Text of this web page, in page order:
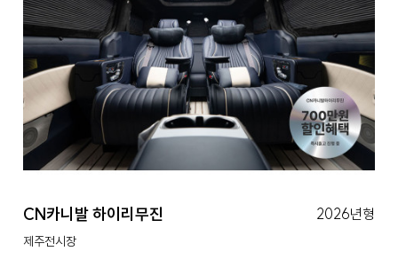
CN카니발 하이리무진 2026년형
제주전시장